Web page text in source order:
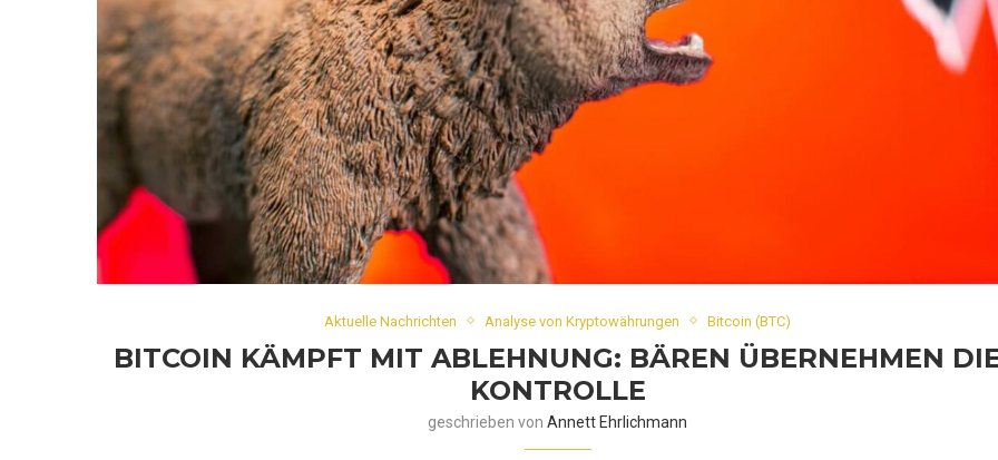
Aktuelle Nachrichten Analyse von Kryptowährungen Bitcoin (BTC)
BITCOIN KÄMPFT MIT ABLEHNUNG: BÄREN ÜBERNEHMEN
KONTROLLE
geschrieben vonAnnett Ehrlichmann